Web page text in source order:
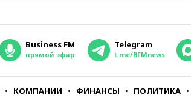
Business FM
прямой эфир
Telegram
t.me/BFMnews
КОМПАНИИ ФИНАНСЫ ПОЛИТИКА